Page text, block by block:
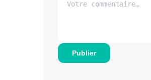
Publier